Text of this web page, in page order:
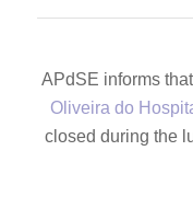
APdSE informs
Oliveira do
closed during the